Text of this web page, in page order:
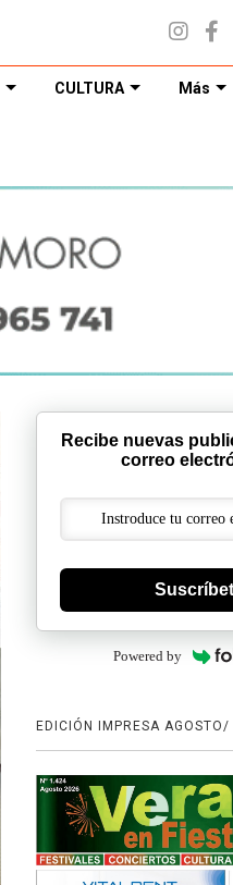
CULTURA Más
Recibe nuevas
correo
Powered by
EDICIÓN IMPRESA